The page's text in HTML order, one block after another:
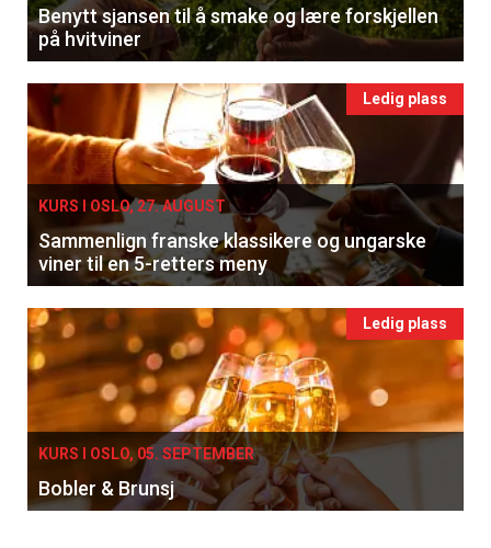
Benytt sjansen til å smake og lære forskjellen
på hvitviner
Ledig plass
KURS I OSLO, 27. AUGUST
Sammenlign franske klassikere og ungarske
viner til en 5-retters meny
Ledig plass
KURS I OSLO, 05. SEPTEMBER
Bobler & Brunsj